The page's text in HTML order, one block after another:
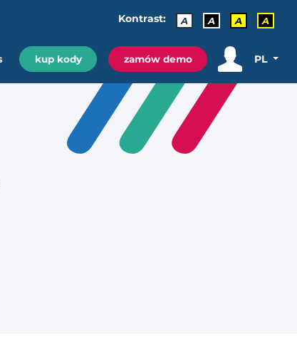
Kontrast: A A A A
kup kody zamów demo PL